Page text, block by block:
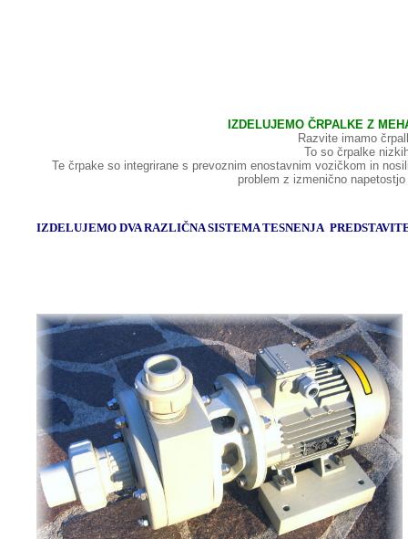
IZDELUJEMO ČRPALKE Z
Razvite imamo
To so črpalke
Te črpake so integrirane s prevoznim enostavnim vozičkom in
problem z izmenično
IZDELUJEMO DVA RAZLIČNA SISTEMA TESNENJA